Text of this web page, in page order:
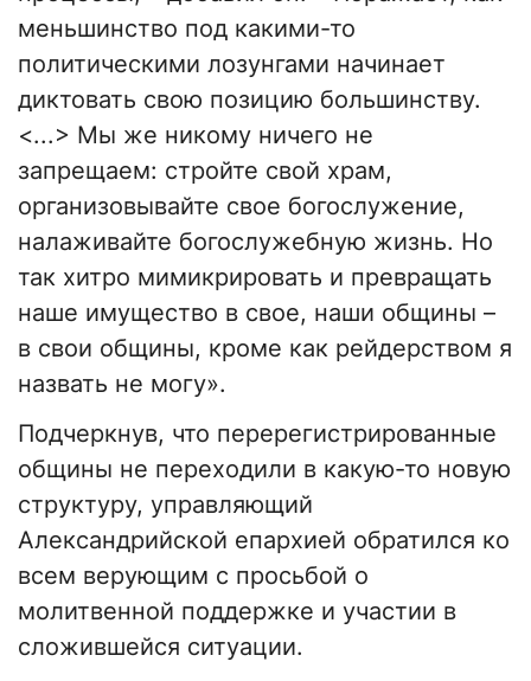
меньшинство под какими-то
политическими лозунгами начинает
диктовать свою позицию большинству.
<...> Мы же никому ничего не
запрещаем: стройте свой храм,
организовывайте свое богослужение,
налаживайте богослужебную жизнь. Но
так хитро мимикрировать и превращать
наше имущество в свое, наши общины –
в свои общины, кроме как рейдерством я
назвать не могу».
Подчеркнув, что перерегистрированные
общины не переходили в какую-то новую
структуру, управляющий
Александрийской епархией обратился ко
всем верующим с просьбой о
молитвенной поддержке и участии в
сложившейся ситуации.